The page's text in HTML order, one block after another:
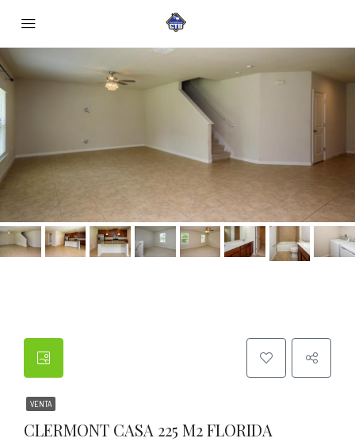
VENTA
CLERMONT CASA 225 M2 FLORIDA